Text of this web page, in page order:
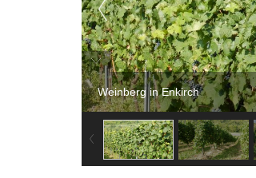
Weinberg in Enkirch